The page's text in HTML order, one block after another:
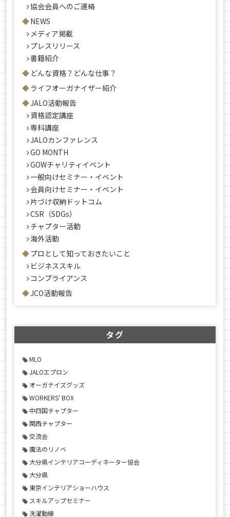
協会会員へのご連絡
NEWS
メディア掲載
プレスリリース
書籍紹介
どんな資格？どんな仕事？
ライフオーガナイザー紹介
JALO活動報告
資格認定講座
専科講座
JALOカンファレンス
GO MONTH
GOWチャリティイベント
一般向けセミナー・イベント
会員向けセミナー・イベント
片づけ収納ドットコム
CSR（SDGs）
チャプター活動
海外活動
プロとして知っておきたいこと
ビジネススキル
コンプライアンス
JCO活動報告
タグ
MLO
JALOエプロン
オーガナイズグッズ
WORKERS' BOX
中四国チャプター
関西チャプター
交流会
魔法のリノベ
大分県インテリアコーディネーター協会
大分県
東京インテリアショーハウス
スキルアップセミナー
洗濯動線